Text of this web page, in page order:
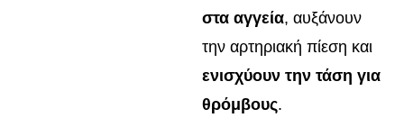
στα αγγεία, αυξάνουν
την αρτηριακή πίεση και
ενισχύουν την τάση για
θρόμβους.